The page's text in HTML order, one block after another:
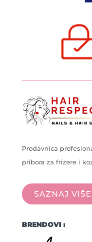
Prodavnica
pribora za frizere i
SAZNAJ VIŠE
BRENDOVI :